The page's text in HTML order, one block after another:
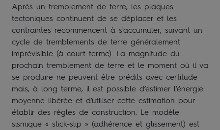
Après un tremblement de terre, les plaques
tectoniques continuent de se déplacer et les
contraintes recommencent à s'accumuler, suivant un
cycle de tremblements de terre généralement
imprévisible (à court terme). La magnitude du
prochain tremblement de terre et le moment où il va
se produire ne peuvent être prédits avec certitude
mais, à long terme, il est possible d’estimer l’énergie
moyenne libérée et d’utiliser cette estimation pour
établir des règles de construction. Le modèle
sismique « stick-slip » (adhérence et glissement) est